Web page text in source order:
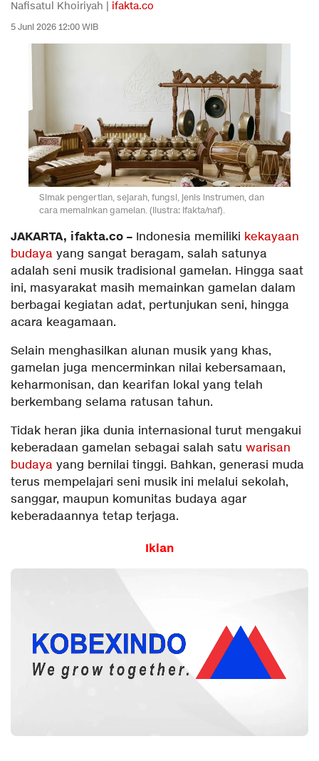
Nafisatul Khoiriyah | ifakta.co
5 Juni 2026 12:00 WIB
Simak pengertian, sejarah, fungsi, jenis instrumen, dan
cara memainkan gamelan. (Ilustra: Ifakta/naf).
JAKARTA, ifakta.co – Indonesia memiliki kekayaan
budaya yang sangat beragam, salah satunya
adalah seni musik tradisional gamelan. Hingga saat
ini, masyarakat masih memainkan gamelan dalam
berbagai kegiatan adat, pertunjukan seni, hingga
acara keagamaan.
Selain menghasilkan alunan musik yang khas,
gamelan juga mencerminkan nilai kebersamaan,
keharmonisan, dan kearifan lokal yang telah
berkembang selama ratusan tahun.
Tidak heran jika dunia internasional turut mengakui
keberadaan gamelan sebagai salah satu warisan
budaya yang bernilai tinggi. Bahkan, generasi muda
terus mempelajari seni musik ini melalui sekolah,
sanggar, maupun komunitas budaya agar
keberadaannya tetap terjaga.
Iklan